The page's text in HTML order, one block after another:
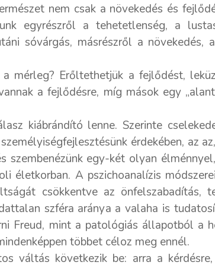
nem csak a növekedés és
egyrészről a tehetetlenség, a
sóvárgás, másrészről a növekedés,
Erőltethetjük a fejlődést,
a fejlődésre, míg mások egy
kiábrándító lenne. Szerinte
érdekében, az
szembenézünk egy-két olyan
életkorban. A pszichoanalízis
csökkentve az önfelszabadítás,
szféra aránya a valaha is
Freud, mint a patológiás állapotból a
többet céloz meg ennél.
váltás következik be: arra a